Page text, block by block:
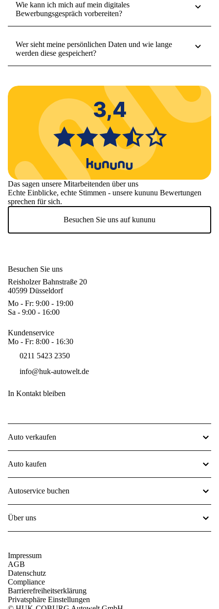
Wie kann ich mich auf mein digitales
Bewerbungsgespräch vorbereiten?
Wer sieht meine persönlichen Daten und wie lange
werden diese gespeichert?
Das sagen unsere Mitarbeitenden über uns
Echte Einblicke, echte Stimmen - unsere kununu Bewertungen
sprechen für sich.
Besuchen Sie uns auf kununu
Besuchen Sie uns
Reisholzer Bahnstraße 20
40599 Düsseldorf
Mo - Fr: 9:00 - 19:00
Sa - 9:00 - 16:00
Kundenservice
Mo - Fr: 8:00 - 16:30
0211 5423 2350
info@huk-autowelt.de
In Kontakt bleiben
Auto verkaufen
Auto kaufen
Autoservice buchen
Über uns
Impressum
AGB
Datenschutz
Compliance
Barrierefreiheitserklärung
Privatsphäre Einstellungen